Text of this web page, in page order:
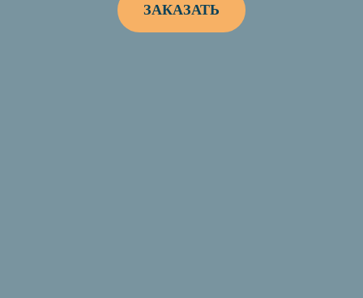
ЗАКАЗАТЬ